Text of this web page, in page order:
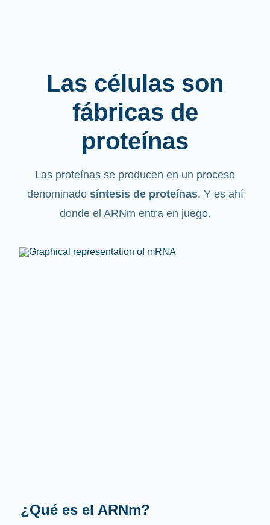
Las células son
fábricas de
proteínas
Las proteínas se producen en un proceso
denominado síntesis de proteínas. Y es ahí
donde el ARNm entra en juego.
¿Cuál es la función que